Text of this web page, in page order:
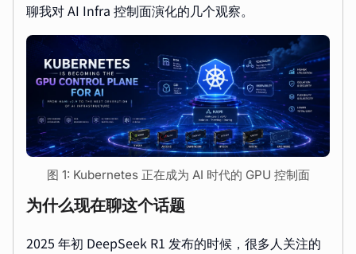
聊我对 AI Infra 控制面演化的几个观察。
图 1: Kubernetes 正在成为 AI 时代的 GPU 控制面
为什么现在聊这个话题
2025 年初 DeepSeek R1 发布的时候，很多人关注的